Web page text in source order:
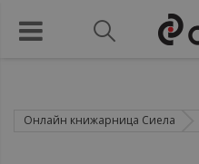
Онлайн книжарница Сиела